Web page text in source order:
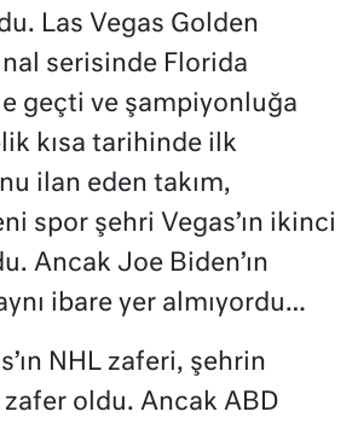
Las Vegas Golden
serisinde Florida
geçti ve şampiyonluğa
kısa tarihinde ilk
ilan eden takım,
spor şehri Vegas’ın ikinci
Ancak Joe Biden’ın
ibare yer almıyordu…
NHL zaferi, şehrin
zafer oldu. Ancak ABD